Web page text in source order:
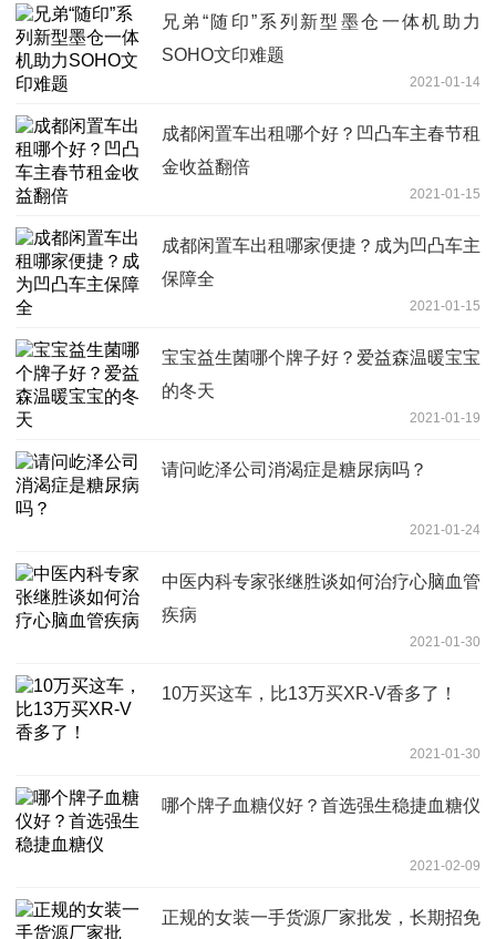
兄弟“随印”系列新型墨仓一体机助力
SOHO文印难题
2021-01-14
成都闲置车出租哪个好？凹凸车主春节租
金收益翻倍
2021-01-15
成都闲置车出租哪家便捷？成为凹凸车主
保障全
2021-01-15
宝宝益生菌哪个牌子好？爱益森温暖宝宝
的冬天
2021-01-19
请问屹泽公司消渴症是糖尿病吗？
2021-01-24
中医内科专家张继胜谈如何治疗心脑血管
疾病
2021-01-30
10万买这车，比13万买XR-V香多了！
2021-01-30
哪个牌子血糖仪好？首选强生稳捷血糖仪
2021-02-09
正规的女装一手货源厂家批发，长期招免